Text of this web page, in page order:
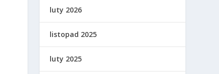
luty 2026
listopad 2025
luty 2025